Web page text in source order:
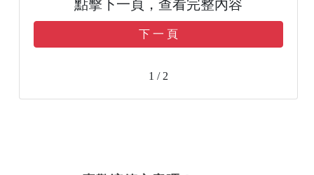
點擊下一頁，查看完整內容
下 一 頁
1 / 2